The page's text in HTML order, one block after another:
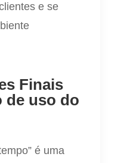
e se
Finais
de uso do
é uma